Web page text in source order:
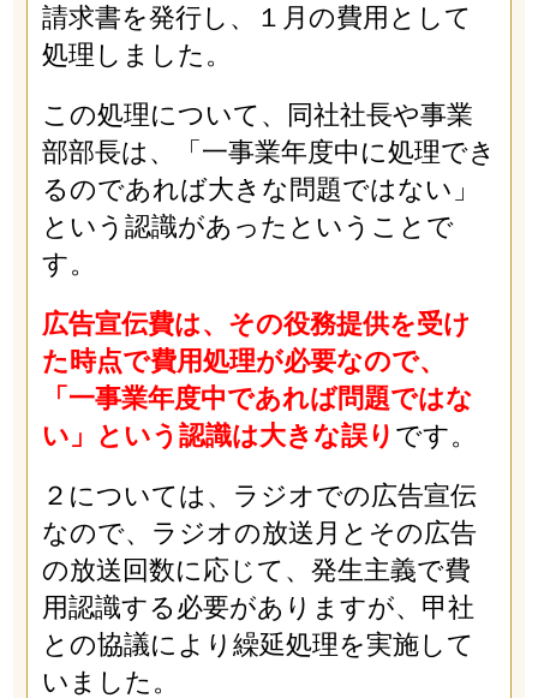
請求書を発行し、１月の費用として
処理しました。
この処理について、同社社長や事業
部部長は、「一事業年度中に処理でき
るのであれば大きな問題ではない」
という認識があったということで
す。
広告宣伝費は、その役務提供を受け
た時点で費用処理が必要なので、
「一事業年度中であれば問題ではな
い」という認識は大きな誤り です。
２については、ラジオでの広告宣伝
なので、ラジオの放送月とその広告
の放送回数に応じて、発生主義で費
用認識する必要がありますが、甲社
との協議により繰延処理を実施して
いました。